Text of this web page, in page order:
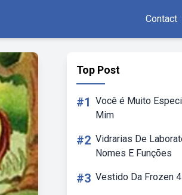
Contact
Top Post
#1 Você é Muito
Mim
#2 Vidrarias De
Nomes E Funções
#3 Vestido Da Frozen